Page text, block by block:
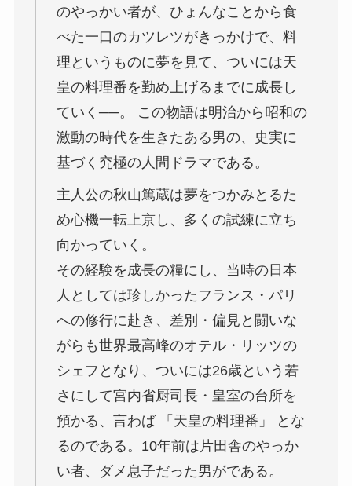
のやっかい者が、ひょんなことから食
べた一口のカツレツがきっかけで、料
理というものに夢を見て、ついには天
皇の料理番を勤め上げるまでに成長し
ていく──。 この物語は明治から昭和の
激動の時代を生きたある男の、史実に
基づく究極の人間ドラマである。
主人公の秋山篤蔵は夢をつかみとるた
め心機一転上京し、多くの試練に立ち
向かっていく。
その経験を成長の糧にし、当時の日本
人としては珍しかったフランス・パリ
への修行に赴き、差別・偏見と闘いな
がらも世界最高峰のオテル・リッツの
シェフとなり、ついには26歳という若
さにして宮内省厨司長・皇室の台所を
預かる、言わば 「天皇の料理番」 とな
るのである。10年前は片田舎のやっか
い者、ダメ息子だった男がである。